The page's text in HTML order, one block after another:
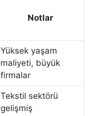
Notlar
Yüksek yaşam
maliyeti, büyük
firmalar
Tekstil sektörü
gelişmiş